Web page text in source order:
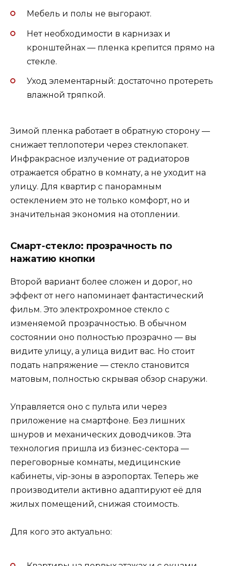
Мебель и полы не выгорают.
Нет необходимости в карнизах и
кронштейнах — пленка крепится прямо на
стекле.
Уход элементарный: достаточно протереть
влажной тряпкой.
Зимой пленка работает в обратную сторону —
снижает теплопотери через стеклопакет.
Инфракрасное излучение от радиаторов
отражается обратно в комнату, а не уходит на
улицу. Для квартир с панорамным
остеклением это не только комфорт, но и
значительная экономия на отоплении.
Смарт-стекло: прозрачность по
нажатию кнопки
Второй вариант более сложен и дорог, но
эффект от него напоминает фантастический
фильм. Это электрохромное стекло с
изменяемой прозрачностью. В обычном
состоянии оно полностью прозрачно — вы
видите улицу, а улица видит вас. Но стоит
подать напряжение — стекло становится
матовым, полностью скрывая обзор снаружи.
Управляется оно с пульта или через
приложение на смартфоне. Без лишних
шнуров и механических доводчиков. Эта
технология пришла из бизнес-сектора —
переговорные комнаты, медицинские
кабинеты, vip-зоны в аэропортах. Теперь же
производители активно адаптируют её для
жилых помещений, снижая стоимость.
Для кого это актуально: